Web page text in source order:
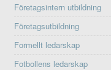
Företagsintern utbildning
Företagsutbildning
Formellt ledarskap
Fotbollens ledarskap